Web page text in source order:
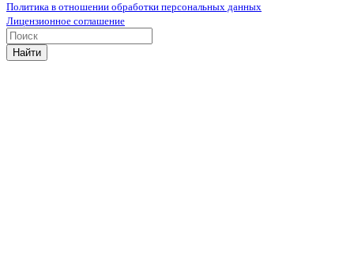
Политика в отношении обработки персональных данных
Лицензионное соглашение
Найти